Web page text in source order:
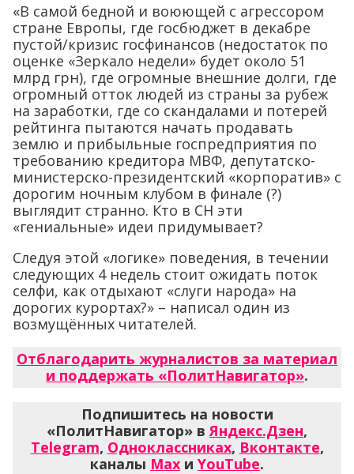
«В самой бедной и воюющей с агрессором
стране Европы, где госбюджет в декабре
пустой/кризис госфинансов (недостаток по
оценке «Зеркало недели» будет около 51
млрд грн), где огромные внешние долги, где
огромный отток людей из страны за рубеж
на заработки, где со скандалами и потерей
рейтинга пытаются начать продавать
землю и прибыльные госпредприятия по
требованию кредитора МВФ, депутатско-
министерско-президентский «корпоратив» с
дорогим ночным клубом в финале (?)
выглядит странно. Кто в СН эти
«гениальные» идеи придумывает?
Следуя этой «логике» поведения, в течении
следующих 4 недель стоит ожидать поток
селфи, как отдыхают «слуги народа» на
дорогих курортах?» – написал один из
возмущённых читателей.
Отблагодарить журналистов за материал
и поддержать «ПолитНавигатор».
Подпишитесь на новости
«ПолитНавигатор» вЯндекс.Дзен,
Telegram, Одноклассниках, Вконтакте,
каналы Max и YouTube.